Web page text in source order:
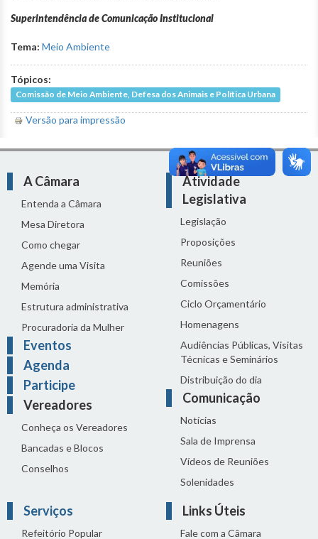
Superintendência de Comunicação Institucional
Tema: Meio Ambiente
Tópicos:
Comissão de Meio Ambiente, Defesa dos Animais e Política Urbana
Versão para impressão
A Câmara
Entenda a Câmara
Mesa Diretora
Como chegar
Agende uma Visita
Memória
Estrutura administrativa
Procuradoria da Mulher
Eventos
Agenda
Participe
Vereadores
Conheça os Vereadores
Bancadas e Blocos
Conselhos
Atividade
Legislativa
Legislação
Proposições
Reuniões
Comissões
Ciclo Orçamentário
Homenagens
Audiências Públicas, Visitas
Técnicas e Seminários
Distribuição do dia
Comunicação
Notícias
Sala de Imprensa
Vídeos de Reuniões
Solenidades
Serviços
Refeitório Popular
Links Úteis
Fale com a Câmara